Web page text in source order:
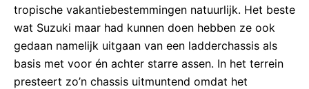
tropische vakantiebestemmingen natuurlijk. Het beste
wat Suzuki maar had kunnen doen hebben ze ook
gedaan namelijk uitgaan van een ladderchassis als
basis met voor én achter starre assen. In het terrein
presteert zo’n chassis uitmuntend omdat het